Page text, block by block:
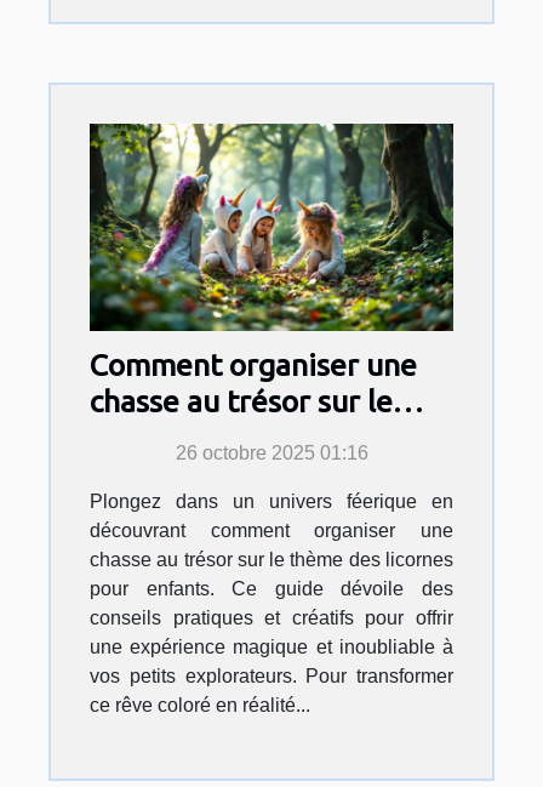
Comment organiser une
chasse au trésor sur le
thème des licornes pour
26 octobre 2025 01:16
Plongez dans un univers féerique en
découvrant comment organiser une
chasse au trésor sur le thème des licornes
pour enfants. Ce guide dévoile des
conseils pratiques et créatifs pour offrir
une expérience magique et inoubliable à
vos petits explorateurs. Pour transformer
ce rêve coloré en réalité...